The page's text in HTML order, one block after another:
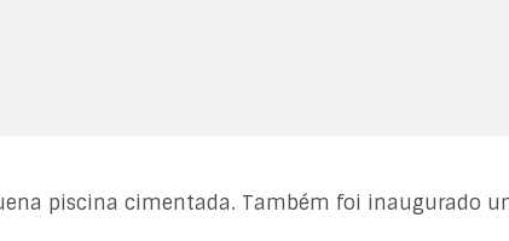
piscina cimentada. Também foi inaugurado